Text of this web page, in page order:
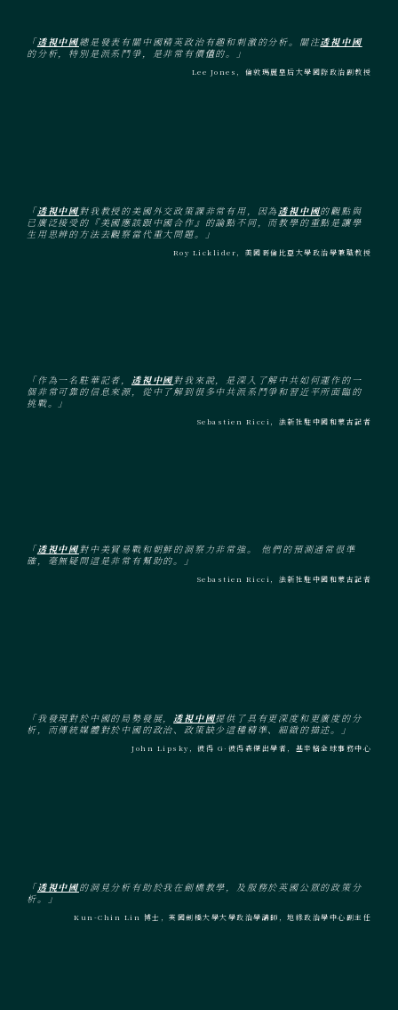
「透視中國總是發表有關中國精英政治有趣和刺激的分析。關注透視中國
的分析，特別是派系鬥爭，是非常有價值的。」
Lee Jones，倫敦瑪麗皇后大學國際政治副教授
「透視中國對我教授的美國外交政策課非常有用，因為透視中國的觀點與
已廣泛接受的『美國應該跟中國合作』的論點不同，而教學的重點是讓學
生用思辨的方法去觀察當代重大問題。」
Roy Licklider，美國哥倫比亞大學政治學兼職教授
「作為一名駐華記者，透視中國對我來說，是深入了解中共如何運作的一
個非常可靠的信息來源，從中了解到很多中共派系鬥爭和習近平所面臨的
挑戰。」
Sebastien Ricci，法新社駐中國和蒙古記者
「透視中國對中美貿易戰和朝鮮的洞察力非常強。 他們的預測通常很準
確，毫無疑問這是非常有幫助的。」
Sebastien Ricci，法新社駐中國和蒙古記者
「我發現對於中國的局勢發展，透視中國提供了具有更深度和更廣度的分
析，而傳統媒體對於中國的政治、政策缺少這種精準、細緻的描述。」
John Lipsky，彼得 G·彼得森傑出學者，基辛格全球事務中心
「透視中國的洞見分析有助於我在劍橋教學，及服務於英國公眾的政策分
析。」
Kun-Chin Lin 博士，英國劍橋大學大學政治學講師，地緣政治學中心副主任